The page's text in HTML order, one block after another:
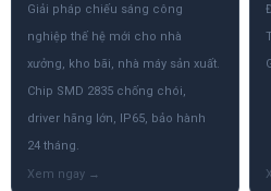
Giải pháp chiếu sáng công
nghiệp thế hệ mới cho nhà
xưởng, kho bãi, nhà máy sản xuất.
Chip SMD 2835 chống chói,
driver hãng lớn, IP65, bảo hành
24 tháng.